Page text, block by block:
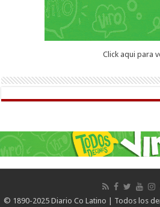
Click aqui para
© 1890-2025 Diario Co Latino | Todos los